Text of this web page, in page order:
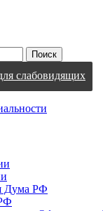
слабовидящих
Дума РФ